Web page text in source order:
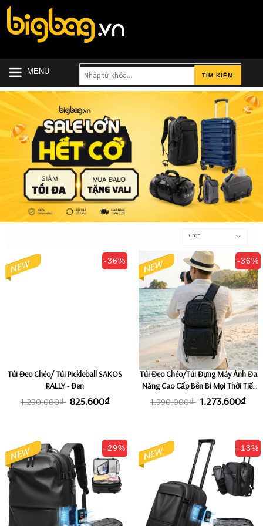
MENU TÌM KIẾM
Chọn
-36%
Túi Đeo Chéo/ Túi Pickleball SAKOS
RALLY - Đen
1.290.000₫ 825.600₫
-36%
Túi Đeo Chéo/Túi Đựng Máy Ảnh Đa
Năng Cao Cấp Bền Bỉ Mọi Thời Tiết
SAKOS LUMINOX
1.990.000₫ 1.273.600₫
-29% -13%